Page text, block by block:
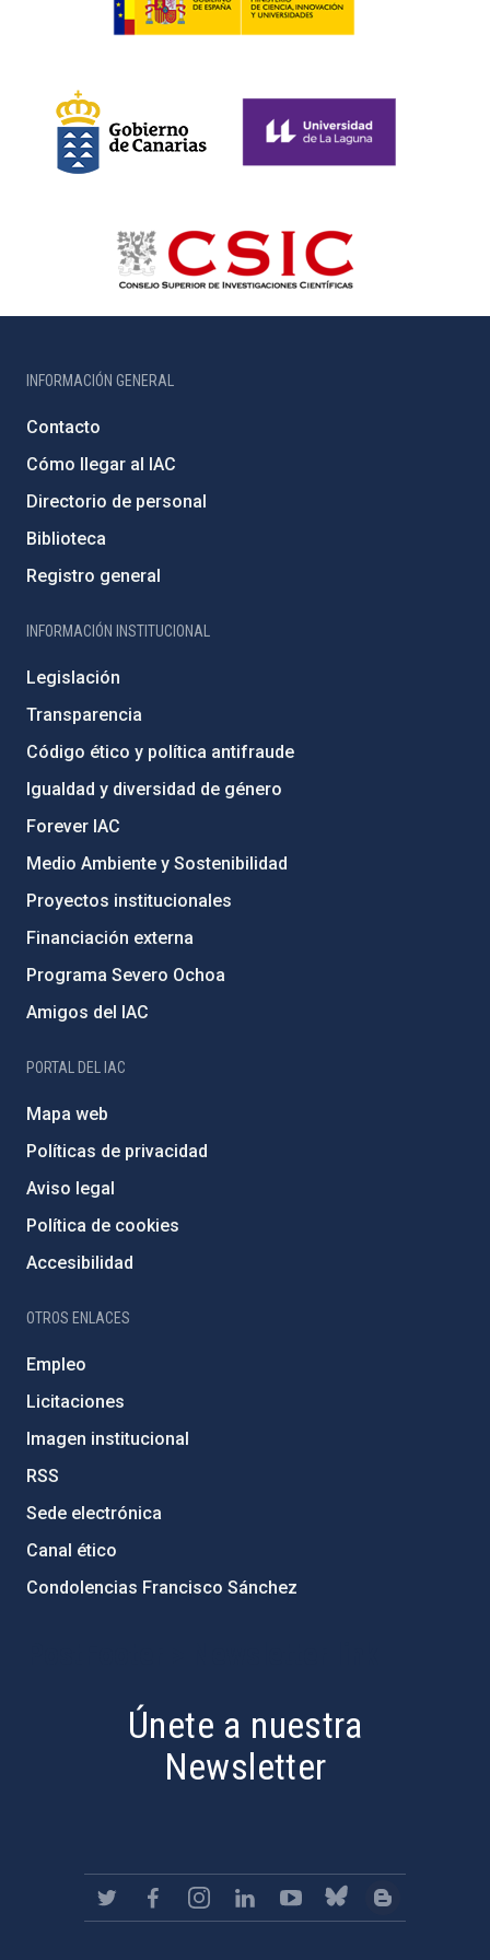
INFORMACIÓN GENERAL
Contacto
Cómo llegar al IAC
Directorio de personal
Biblioteca
Registro general
INFORMACIÓN INSTITUCIONAL
Legislación
Transparencia
Código ético y política antifraude
Igualdad y diversidad de género
Forever IAC
Medio Ambiente y Sostenibilidad
Proyectos institucionales
Financiación externa
Programa Severo Ochoa
Amigos del IAC
PORTAL DEL IAC
Mapa web
Políticas de privacidad
Aviso legal
Política de cookies
Accesibilidad
OTROS ENLACES
Empleo
Licitaciones
Imagen institucional
RSS
Sede electrónica
Canal ético
Condolencias Francisco Sánchez
Únete a nuestra
Newsletter